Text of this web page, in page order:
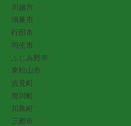
川越市
鴻巣市
行田市
羽生市
ふじみ野市
東松山市
吉見町
滑川町
川島町
三郷市